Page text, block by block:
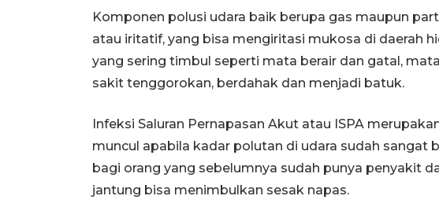
Komponen polusi udara baik berupa gas maupun
atau iritatif, yang bisa mengiritasi mukosa di daerah
yang sering timbul seperti mata berair dan gatal,
sakit tenggorokan, berdahak dan menjadi batuk.
Infeksi Saluran Pernapasan Akut atau ISPA
muncul apabila kadar polutan di udara sudah sangat
bagi orang yang sebelumnya sudah punya penyakit
jantung bisa menimbulkan sesak napas.